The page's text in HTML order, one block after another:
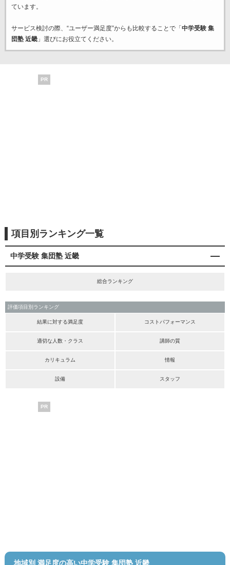
ています。
サービス検討の際、“ユーザー満足度”からも比較することで「 中学受験 集
団塾 近畿」選びにお役立てください。
PR
項目別ランキング一覧
中学受験 集団塾 近畿
総合ランキング
評価項目別ランキング
結果に対する満足度 コストパフォーマンス
適切な人数・クラス 講師の質
カリキュラム 情報
設備 スタッフ
PR
地域別 満足度の高い中学受験 集団塾 近畿